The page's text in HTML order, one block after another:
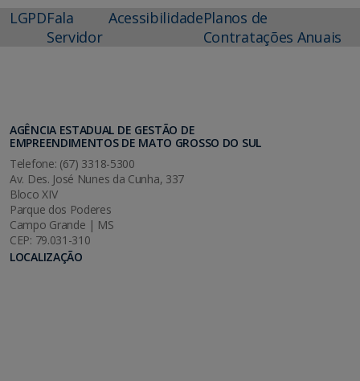
LGPDFala
Servidor
AcessibilidadePlanos de
Contratações Anuais
AGÊNCIA ESTADUAL DE GESTÃO DE
EMPREENDIMENTOS DE MATO GROSSO DO SUL
Telefone: (67) 3318-5300
Av. Des. José Nunes da Cunha, 337
Bloco XIV
Parque dos Poderes
Campo Grande | MS
CEP: 79.031-310
LOCALIZAÇÃO